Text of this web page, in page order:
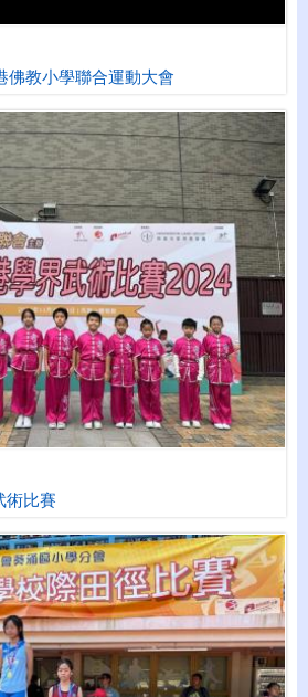
教小學聯合運動大會
術比賽